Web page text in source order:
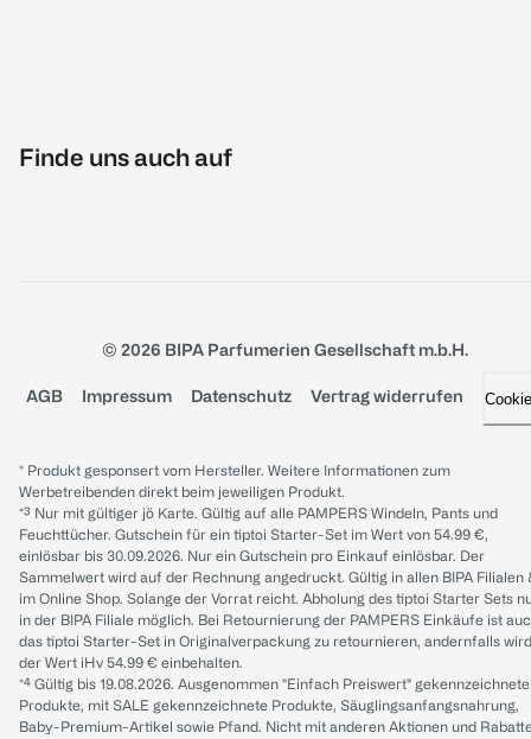
Finde uns auch auf
© 2026 BIPA Parfumerien Gesellschaft m.b.H.
AGB Impressum Datenschutz Vertrag widerrufen
* Produkt gesponsert vom Hersteller. Weitere Informationen zum
Werbetreibenden direkt beim jeweiligen Produkt.
*³ Nur mit gültiger jö Karte. Gültig auf alle PAMPERS Windeln, Pants und
Feuchttücher. Gutschein für ein tiptoi Starter-Set im Wert von 54.99 €,
einlösbar bis 30.09.2026. Nur ein Gutschein pro Einkauf einlösbar. Der
Sammelwert wird auf der Rechnung angedruckt. Gültig in allen BIPA Filialen
im Online Shop. Solange der Vorrat reicht. Abholung des tiptoi Starter Sets
in der BIPA Filiale möglich. Bei Retournierung der PAMPERS Einkäufe ist
das tiptoi Starter-Set in Originalverpackung zu retournieren, andernfalls wird
der Wert iHv 54.99 € einbehalten.
*⁴ Gültig bis 19.08.2026. Ausgenommen "Einfach Preiswert" gekennzeichnete
Produkte, mit SALE gekennzeichnete Produkte, Säuglingsanfangsnahrung,
Baby-Premium-Artikel sowie Pfand. Nicht mit anderen Aktionen und